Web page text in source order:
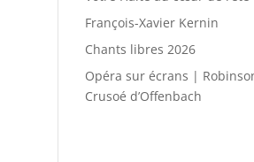
François-Xavier Kernin
Chants libres 2026
Opéra sur écrans |
Crusoé d’Offenbach